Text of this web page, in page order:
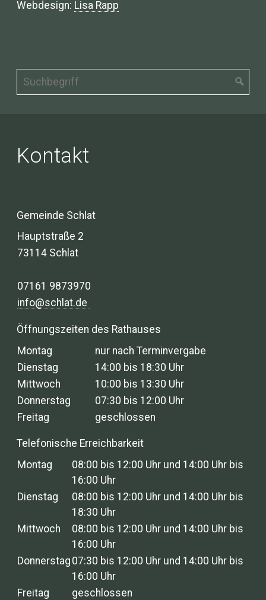
Webdesign: Lisa Rapp
Kontakt
Gemeinde Schlat
Hauptstraße 2
73114 Schlat
07161 9873970
info@schlat.de
Öffnungszeiten des Rathauses
Montag
nur nach Terminvergabe
Dienstag
14:00 bis 18:30 Uhr
Mittwoch
10:00 bis 13:30 Uhr
Donnerstag
07:30 bis 12:00 Uhr
Freitag
geschlossen
Telefonische Erreichbarkeit
Montag
08:00 bis 12:00 Uhr und 14:00 Uhr bis
16:00 Uhr
Dienstag
08:00 bis 12:00 Uhr und 14:00 Uhr bis
18:30 Uhr
Mittwoch
08:00 bis 12:00 Uhr und 14:00 Uhr bis
16:00 Uhr
Donnerstag 07:30 bis 12:00 Uhr und 14:00 Uhr bis
16:00 Uhr
Freitag
geschlossen